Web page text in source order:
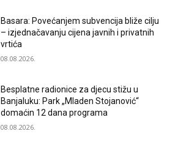
Basara: Povećanjem subvencija bliže cilju
– izjednačavanju cijena javnih i privatnih
vrtića
08.08.2026.
Besplatne radionice za djecu stižu u
Banjaluku: Park „Mladen Stojanović“
domaćin 12 dana programa
08.08.2026.